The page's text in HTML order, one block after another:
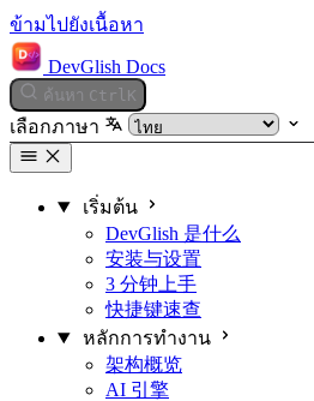
ข้ามไปยังเนื้อหา
DevGlish Docs
ค้นหา Ctrl K
เลือกภาษา
เริ่มต้น
DevGlish 是什么
安装与设置
3 分钟上手
快捷键速查
หลักการทำงาน
架构概览
AI 引擎